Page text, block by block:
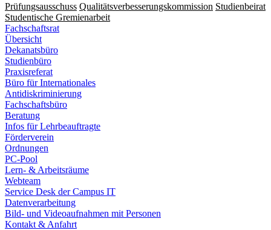
Prüfungsausschuss Qualitätsverbesserungskommission Studienbeirat
Studentische Gremienarbeit
Fachschaftsrat
Übersicht
Dekanatsbüro
Studienbüro
Praxisreferat
Büro für Internationales
Antidiskriminierung
Fachschaftsbüro
Beratung
Infos für Lehrbeauftragte
Förderverein
Ordnungen
PC-Pool
Lern- & Arbeitsräume
Webteam
Service Desk der Campus IT
Datenverarbeitung
Bild- und Videoaufnahmen mit Personen
Kontakt & Anfahrt